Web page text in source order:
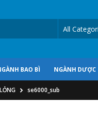
BAO BÌ NGÀNH DƯỢC
se6000_sub